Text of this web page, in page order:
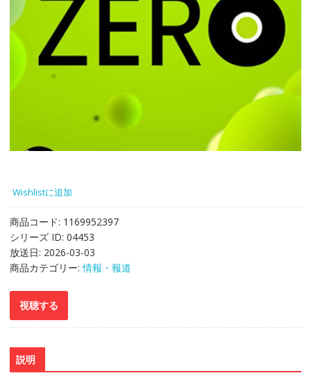
Wishlistに追加
商品コード: 1169952397
シリーズ ID: 04453
放送日: 2026-03-03
商品カテゴリー:情報・報道
説明